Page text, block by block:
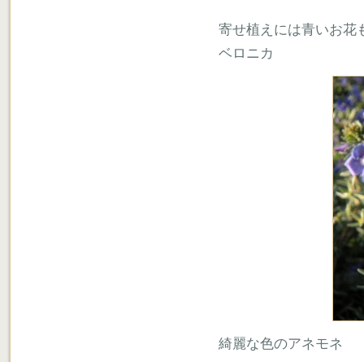
寄せ植えには青いお花
ベロニカ
綺麗な色のアネモネ